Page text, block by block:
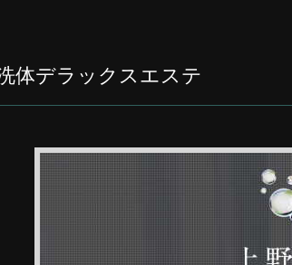
体デラックスエステ